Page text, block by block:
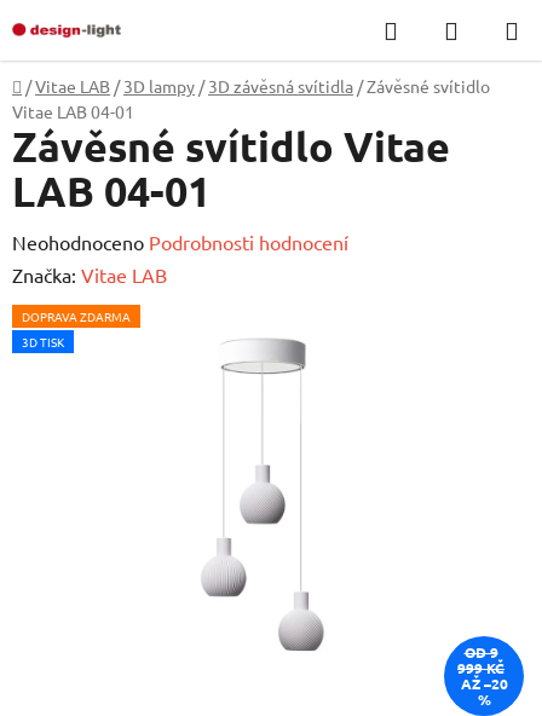
na
obsah
Hledat
KOŠÍK
Domů
/Vitae LAB / 3D lampy / 3D závěsná svítidla /Závěsné svítidlo
Vitae LAB 04-01
Závěsné svítidlo Vitae
LAB 04-01
Průměrné
hodnocení
produktu
je
Neohodnoceno Podrobnosti hodnocení
Značka: Vitae LAB
DOPRAVA ZDARMA
3D TISK
OD 9
999 KČ
AŽ –20
%